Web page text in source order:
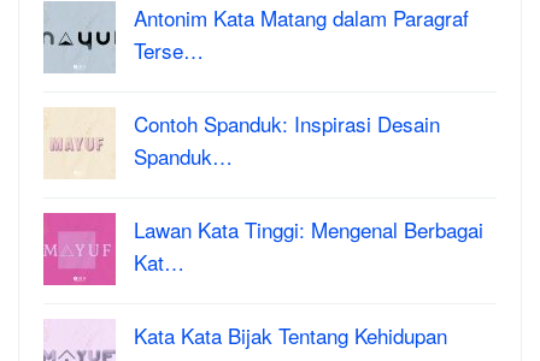
Antonim Kata Matang dalam Paragraf
Terse…
Contoh Spanduk: Inspirasi Desain
Spanduk…
Lawan Kata Tinggi: Mengenal Berbagai
Kat…
Kata Kata Bijak Tentang Kehidupan